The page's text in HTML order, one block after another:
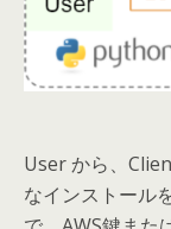
User から、
なインストール